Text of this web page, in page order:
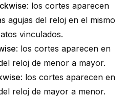
: los cortes aparecen
agujas del reloj en el mismo
vinculados.
: los cortes aparecen en
reloj de menor a mayor.
: los cortes aparecen en
reloj de mayor a menor.